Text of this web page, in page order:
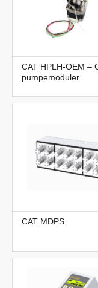
CAT HPLH-OEM –
pumpemoduler
CAT MDPS